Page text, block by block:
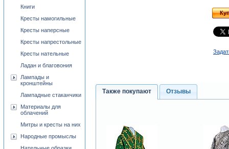
Также покупают Отзывы
Книги
Кресты намогильные
Кресты наперсные
Кресты напрестольные
Кресты нательные
Ладан и благовония
Лампады и
кронштейны
Лампадные стаканчики
Материалы для
облачений
Митры и кресты на них
Народные промыслы